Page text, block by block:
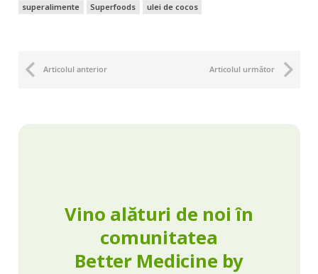
superalimente
Superfoods ulei de cocos
Articolul anterior Articolul următor
Vino alături de noi în
comunitatea
Better Medicine by